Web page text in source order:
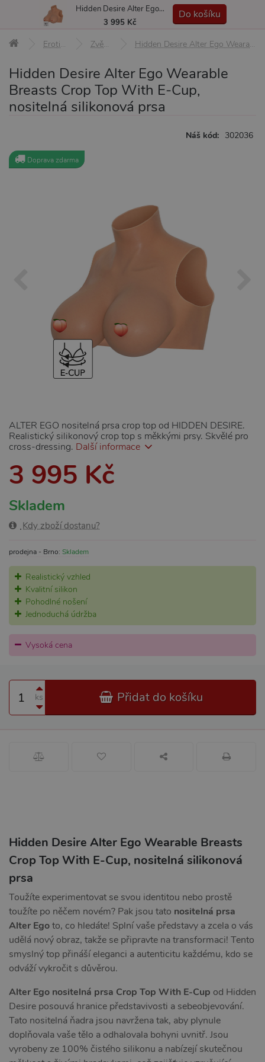
MENU
Erotické pomůcky Zvětšení poprsí Hidden Desire Alter Ego Wearable Breasts Crop Top With E-Cup, nositelná silikonová prsa
Hidden Desire Alter Ego Wearable
Breasts Crop Top With E-Cup,
nositelná silikonová prsa
Náš kód: 302036
Doprava zdarma
ALTER EGO nositelná prsa crop top od HIDDEN DESIRE.
Realistický silikonový crop top s měkkými prsy. Skvělé pro
cross-dressing. Další informace
3 995 Kč
Skladem
Kdy zboží dostanu?
prodejna - Brno: Skladem
Realistický vzhled
Kvalitní silikon
Pohodlné nošení
Jednoduchá údržba
Vysoká cena
ks Přidat do košíku
Hidden Desire Alter Ego Wearable Breasts Crop Top With E-Cup, nositelná silikonová prsa
3 995 Kč
Do košíku
Hidden Desire Alter Ego Wearable Breasts
Crop Top With E-Cup, nositelná silikonová
prsa
Toužíte experimentovat se svou identitou nebo prostě
toužíte po něčem novém? Pak jsou tato nositelná prsa
Alter Egoto, co hledáte! Splní vaše představy a zcela o vás
udělá nový obraz, takže se připravte na transformaci! Tento
smyslný top přináší eleganci a autenticitu každému, kdo se
odváží vykročit s důvěrou.
Alter Ego nositelná prsa Crop Top With E-Cup od Hidden
Desire posouvá hranice představivosti a sebeobjevování.
Tato nositelná ňadra jsou navržena tak, aby plynule
doplňovala vaše tělo a odhalovala bohyni uvnitř. Jsou
vyrobeny ze 100% čistého silikonu a nabízejí skutečnou